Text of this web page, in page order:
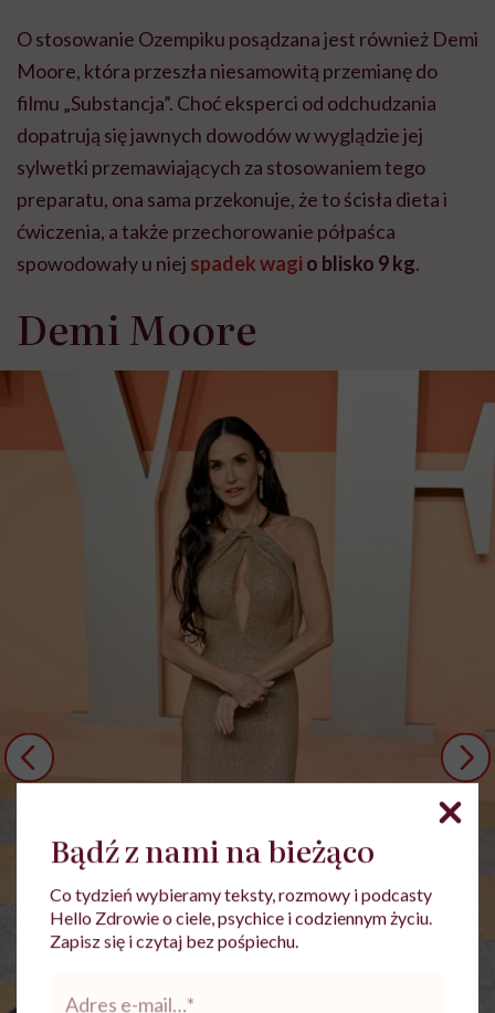
O stosowanie Ozempiku posądzana jest również Demi
Moore, która przeszła niesamowitą przemianę do
filmu „Substancja”. Choć eksperci od odchudzania
dopatrują się jawnych dowodów w wyglądzie jej
sylwetki przemawiających za stosowaniem tego
preparatu, ona sama przekonuje, że to ścisła dieta i
ćwiczenia, a także przechorowanie półpaśca
spowodowały u niej spadek wagi o blisko 9 kg.
Demi Moore
Bądź z nami na bieżąco
Co tydzień wybieramy teksty, rozmowy i podcasty
Hello Zdrowie o ciele, psychice i codziennym życiu.
Zapisz się i czytaj bez pośpiechu.